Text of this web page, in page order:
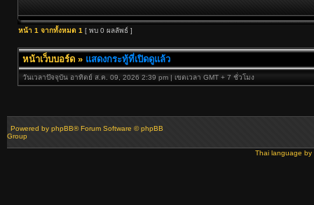
หน้า 1 จากทั้งหมด 1 [ พบ 0 ผลลัพธ์ ]
หน้าเว็บบอร์ด » แสดงกระทู้ที่เปิดดูแล้ว
วันเวลาปัจจุบัน อาทิตย์ ส.ค. 09, 2026 2:39 pm | เขตเวลา GMT + 7 ชั่วโมง
Powered by phpBB® Forum Software © phpBB
Group
Thai language by